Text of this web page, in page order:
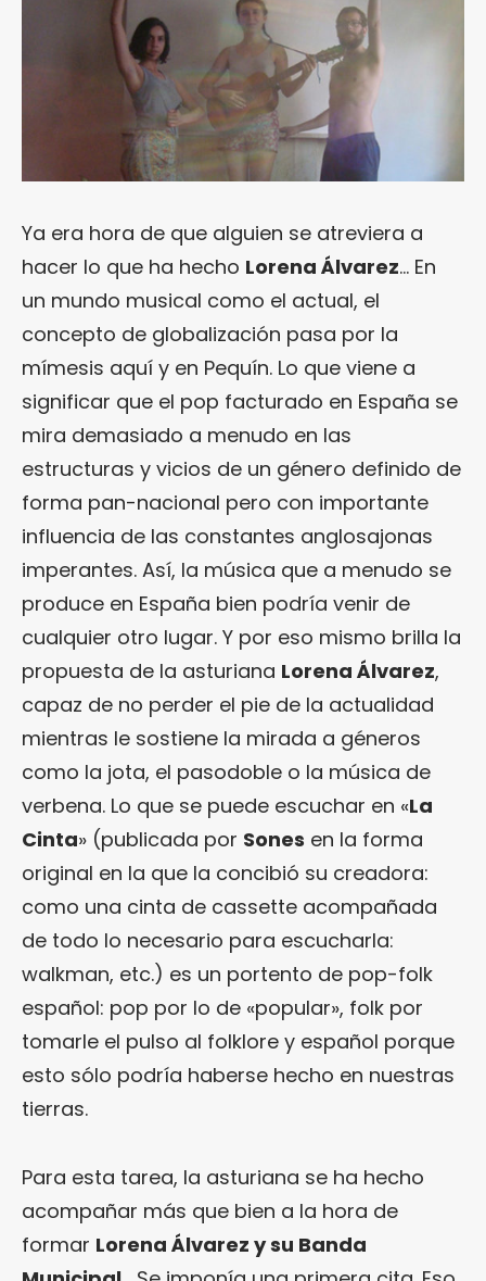
Ya era hora de que alguien se atreviera a
hacer lo que ha hecho Lorena Álvarez… En
un mundo musical como el actual, el
concepto de globalización pasa por la
mímesis aquí y en Pequín. Lo que viene a
significar que el pop facturado en España se
mira demasiado a menudo en las
estructuras y vicios de un género definido de
forma pan-nacional pero con importante
influencia de las constantes anglosajonas
imperantes. Así, la música que a menudo se
produce en España bien podría venir de
cualquier otro lugar. Y por eso mismo brilla la
propuesta de la asturiana Lorena Álvarez,
capaz de no perder el pie de la actualidad
mientras le sostiene la mirada a géneros
como la jota, el pasodoble o la música de
verbena. Lo que se puede escuchar en «La
Cinta» (publicada por Sones en la forma
original en la que la concibió su creadora:
como una cinta de cassette acompañada
de todo lo necesario para escucharla:
walkman, etc.) es un portento de pop-folk
español: pop por lo de «popular», folk por
tomarle el pulso al folklore y español porque
esto sólo podría haberse hecho en nuestras
tierras.
Para esta tarea, la asturiana se ha hecho
acompañar más que bien a la hora de
formar Lorena Álvarez y su Banda